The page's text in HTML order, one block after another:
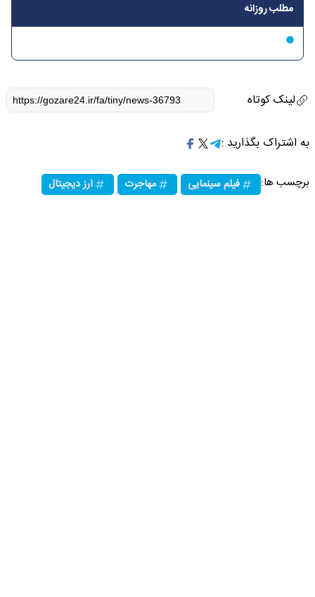
مطلب روزانه
لینک کوتاه
به اشتراک بگذارید :
برچسب ها: فیلم سینمایی مهاجرت ارز دیجیتال